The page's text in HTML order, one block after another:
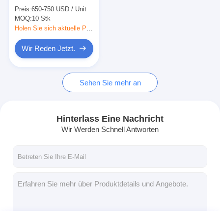
integrierter
Lautsprecher 2 x 15W
für Kommunikation
und interaktives
Lernen
Preis:650-750 USD / Unit
MOQ:10 Stk
Wir Reden Jetzt.
Sehen Sie mehr an
Hinterlass Eine Nachricht
Wir Werden Schnell Antworten